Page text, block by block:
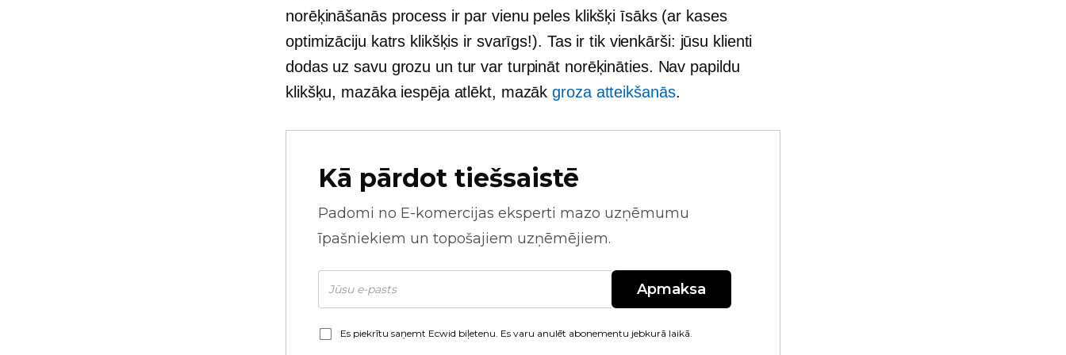
norēķināšanās process ir par vienu peles klikšķi īsāks (ar kases
optimizāciju katrs klikšķis ir svarīgs!). Tas ir tik vienkārši: jūsu klienti
dodas uz savu grozu un tur var turpināt norēķināties. Nav papildu
klikšķu, mazāka iespēja atlēkt, mazākgroza atteikšanās.
Kā pārdot tiešsaistē
Padomi no E-komercijas eksperti mazo uzņēmumu
īpašniekiem un topošajiem uzņēmējiem.
Apmaksa
Es piekrītu saņemt Ecwid biļetenu. Es varu anulēt abonementu jebkurā laikā.